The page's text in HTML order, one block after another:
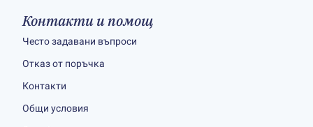
Контакти и помощ
Често задавани въпроси
Отказ от поръчка
Контакти
Общи условия